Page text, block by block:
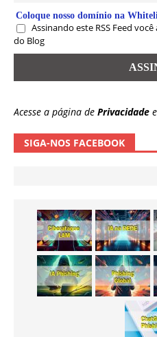
Coloque nosso domínio na
Assinando este RSS Feed
do Blog
Acesse a página de Privacidade
SIGA-NOS FACEBOOK